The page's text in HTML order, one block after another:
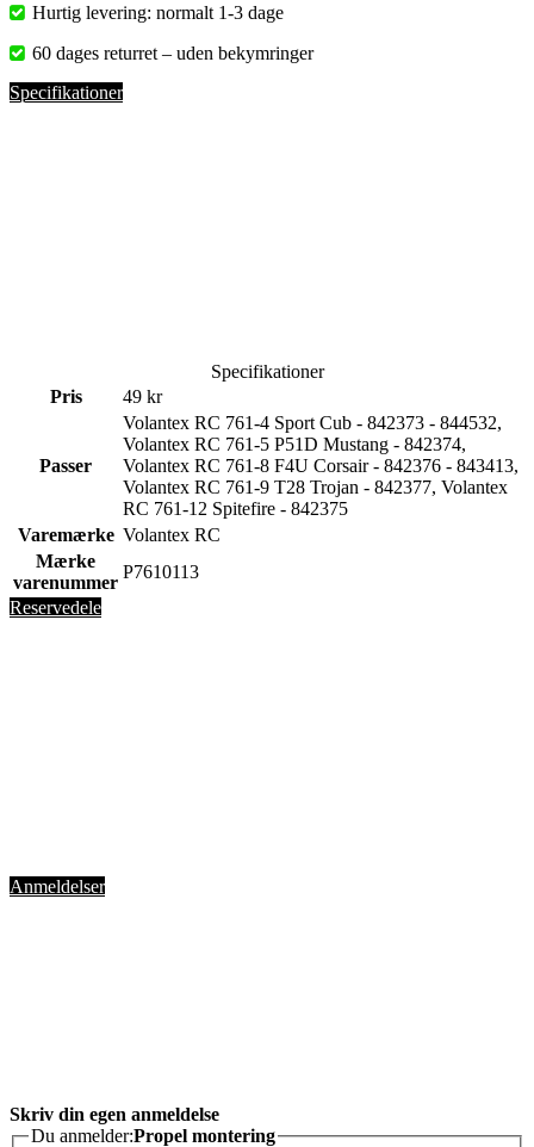
Hurtig levering: normalt 1-3 dage
60 dages returret – uden bekymringer
Specifikationer
Specifikationer
Pris
49 kr
Passer
Volantex RC 761-4 Sport Cub - 842373 - 844532,
Volantex RC 761-5 P51D Mustang - 842374,
Volantex RC 761-8 F4U Corsair - 842376 - 843413,
Volantex RC 761-9 T28 Trojan - 842377, Volantex
RC 761-12 Spitefire - 842375
Varemærke Volantex RC
Mærke
varenummer
P7610113
Reservedele
Anmeldelser
Skriv din egen anmeldelse
Du anmelder:Propel montering